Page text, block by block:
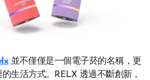
並不僅僅是一個電子菸的名稱，更
生活方式。RELX 透過不斷創新，